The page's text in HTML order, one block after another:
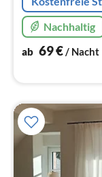
Nachhaltig
ab 69€ / Nacht